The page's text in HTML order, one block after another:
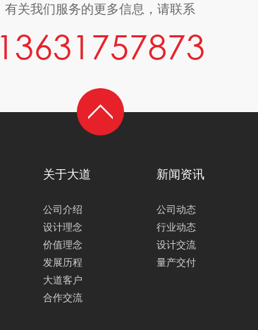
有关我们服务的更多信息，请联系
13631757873
关于大道
公司介绍
设计理念
价值理念
发展历程
大道客户
合作交流
新闻资讯
公司动态
行业动态
设计交流
量产交付